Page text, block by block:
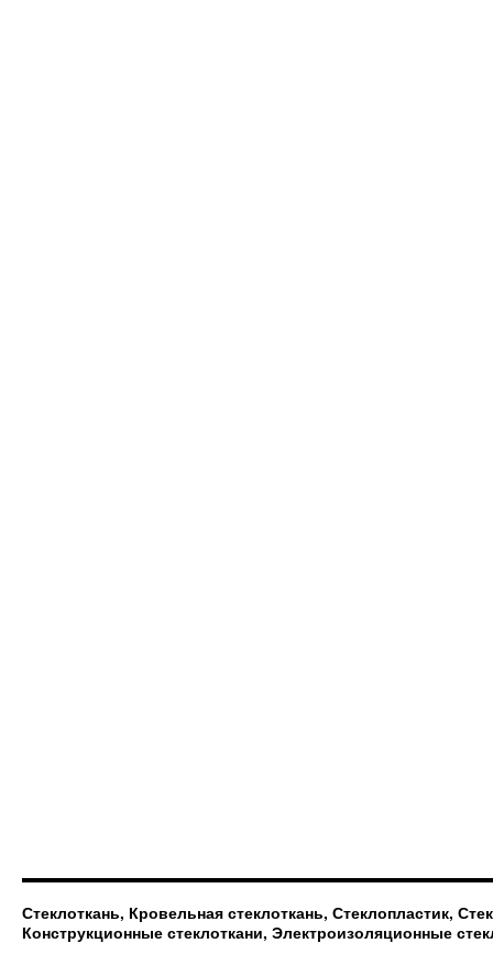
Стеклоткань, Кровельная стеклоткань, Стеклопластик,
Конструкционные стеклоткани, Электроизоляционные